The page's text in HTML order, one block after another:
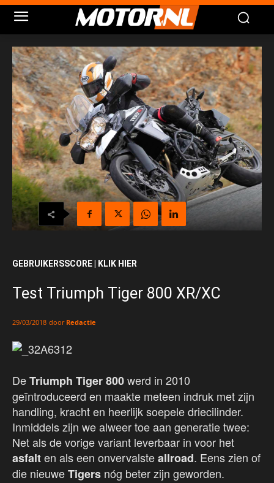
GEBRUIKERSSCORE | KLIK HIER
Test Triumph Tiger 800 XR/XC
29/03/2018 door Redactie
DeTriumph Tiger 800werd in 2010
geïntroduceerd en maakte meteen indruk met zijn
handling, kracht en heerlijk soepele driecilinder.
Inmiddels zijn we alweer toe aan generatie twee:
Net als de vorige variant leverbaar in voor het
asfalten als een onvervalsteallroad. Eens zien of
die nieuweTigers nóg beter zijn geworden.